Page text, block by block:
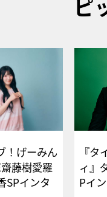
ピ
！げーみん
藤樹愛羅
SPインタ
『
ィ』
P